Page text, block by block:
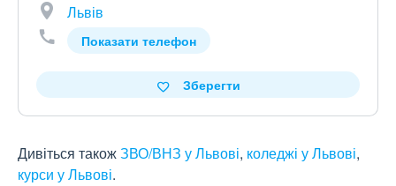
Львів
Показати телефон
Зберегти
Дивіться такожЗВО/ВНЗ у Львові, коледжі у Львові,
курси у Львові.